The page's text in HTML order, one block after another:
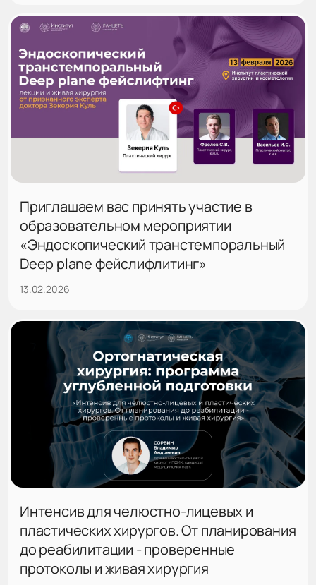
Приглашаем вас принять участие в
образовательном мероприятии
«Эндоскопический транстемпоральный
Deep plane фейслифлитинг»
13.02.2026
Интенсив для челюстно-лицевых и
пластических хирургов. От планирования
до реабилитации - проверенные
протоколы и живая хирургия